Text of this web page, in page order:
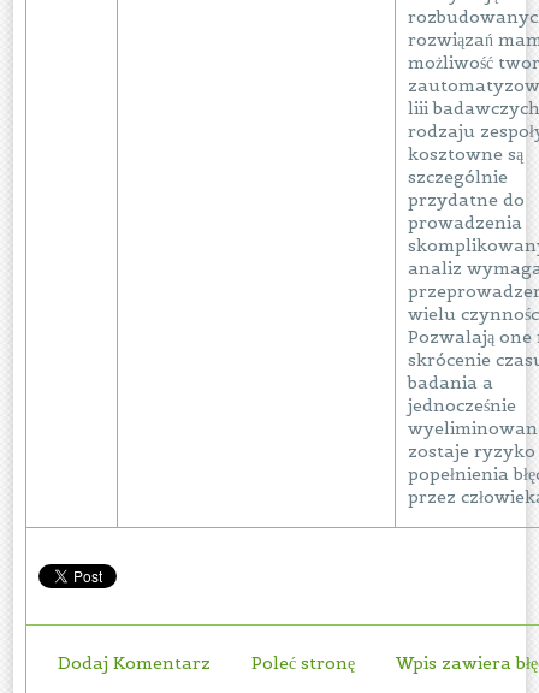
rozwiązań
możliwość
liii
rodzaju
kosztowne są
szczególnie
przydatne do
prowadzenia
analiz
wielu
Pozwalają one
skrócenie
badania a
jednocześnie
zostaje ryzyko
popełnienia
przez
Dodaj Komentarz Poleć stronę Wpis zawiera